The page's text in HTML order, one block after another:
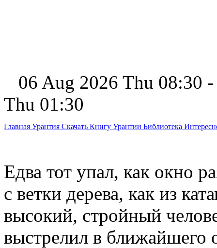
06 Aug 2026 Thu 08:30
Thu 01:30
Главная Урантия Скачать Книгу Урантии Библиотека
Едва тот упал, как окно
с ветки дерева, как из
высокий, стройный
выстрелил в ближайшего